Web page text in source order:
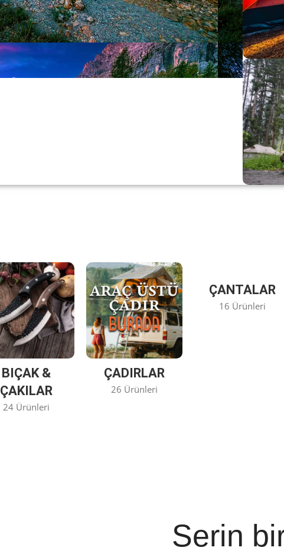
0
BIÇAK &
ÇAKILAR
24 Ürünleri
ÇADIRLAR
26 Ürünleri
ÇANTALAR
16 Ürünleri
Serin